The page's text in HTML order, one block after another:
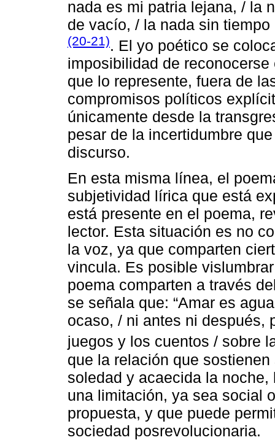
nada es mi patria lejana, / la
de vacío, / la nada sin
(20-21). El yo poético se
imposibilidad de
que lo represente, fuera de
compromisos políticos
únicamente desde la
pesar de la incertidumbre
discurso.
En esta misma línea, el
subjetividad lírica que está
está presente en el poema,
lector. Esta situación es no
la voz, ya que comparten
vincula. Es posible
poema comparten a través
se señala que: “Amar es
ocaso, / ni antes ni después,
juegos y los cuentos / sobre
que la relación que
soledad y acaecida la
una limitación, ya sea social
propuesta, y que puede
sociedad posrevolucionaria.